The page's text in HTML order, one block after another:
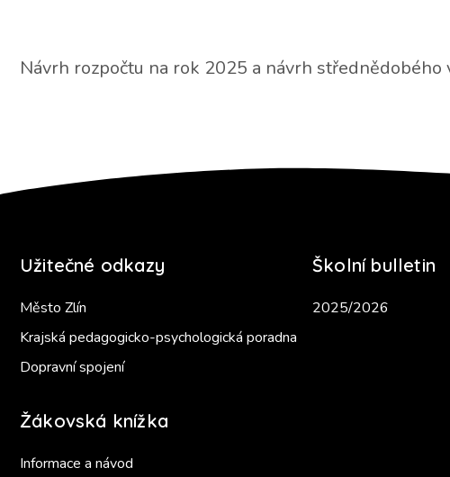
Návrh rozpočtu na rok 2025 a návrh
Užitečné odkazy
Město Zlín
Krajská pedagogicko-psychologická poradna
Dopravní spojení
Žákovská knížka
Informace a návod
Školní bulletin
2025/2026